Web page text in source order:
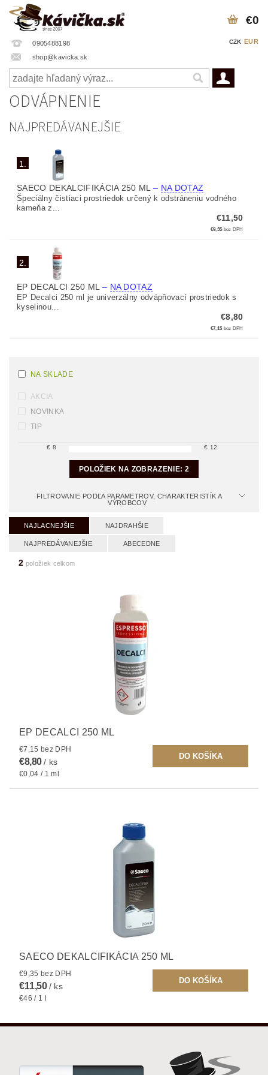
0905488198
shop@kavicka.sk
CZK EUR
€0
ODVÁPNENIE
NAJPREDÁVANEJŠIE
1.
SAECO DEKALCIFIKÁCIA 250 ML– NA DOTAZ
Špeciálny čistiaci prostriedok určený k odstráneniu vodného
kameňa z...
€11,50
€9,35bez DPH
2.
EP DECALCI 250 ML – NA DOTAZ
EP Decalci 250 ml je univerzálny odvápňovací prostriedok s
kyselinou...
€8,80
€7,15bez DPH
NA SKLADE
AKCIA
NOVINKA
TIP
€8 € 12
POLOŽIEK NA ZOBRAZENIE: 2
FILTROVANIE PODĽA PARAMETROV, CHARAKTERISTÍK A
VÝROBCOV
NAJLACNEJŠIE NAJDRAHŠIE
NAJPREDÁVANEJŠIE ABECEDNE
2 položiek celkom
EP DECALCI 250 ML
€7,15 bez DPH
€8,80/ ks
€0,04 / 1 ml
SAECO DEKALCIFIKÁCIA 250 ML
€9,35 bez DPH
€11,50/ ks
€46 / 1 l